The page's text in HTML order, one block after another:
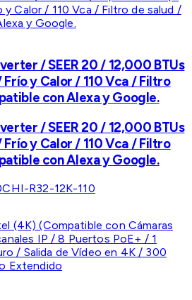
/ SEER 20 / 12,000 BTUs
Frío y Calor / 110 Vca / Filtro
con Alexa y Google.
/ SEER 20 / 12,000 BTUs
Frío y Calor / 110 Vca / Filtro
con Alexa y Google.
CHI-R32-12K-110